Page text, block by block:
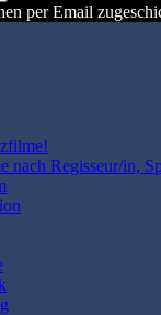
per Email
nach Regisseur/in,